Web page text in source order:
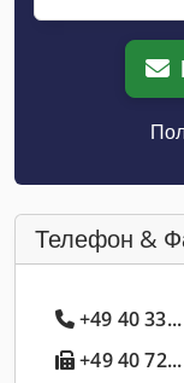
Телефон &
+49 40
+49 40